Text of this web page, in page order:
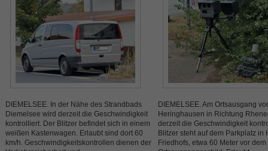
DIEMELSEE. In der Nähe des Strandbads
Diemelsee wird derzeit die Geschwindigkeit
kontrolliert. Der Blitzer befindet sich in einem
weißen Kastenwagen. Erlaubt sind dort 60
km/h. Geschwindigkeitskontrollen dienen der
DIEMELSEE. Am Ortsausgang
Heringhausen in Richtung
derzeit die Geschwindigkeit
Blitzer steht auf dem Parkplatz in
Friedhofs, etwa 60 Meter vor dem